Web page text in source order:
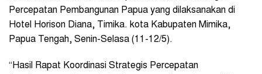
Percepatan Pembangunan Papua yang dilaksanakan di
Hotel Horison Diana, Timika. kota Kabupaten Mimika,
Papua Tengah, Senin-Selasa (11-12/5).
“Hasil Rapat Koordinasi Strategis Percepatan